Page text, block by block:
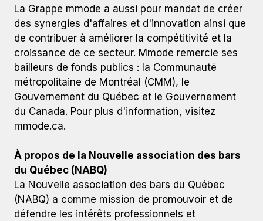
La Grappe mmode a aussi pour mandat de créer
des synergies d'affaires et d'innovation ainsi que
de contribuer à améliorer la compétitivité et la
croissance de ce secteur. Mmode remercie ses
bailleurs de fonds publics : la Communauté
métropolitaine de Montréal (CMM), le
Gouvernement du Québec et le Gouvernement
du Canada. Pour plus d'information, visitez
mmode.ca.
À propos de la Nouvelle association des bars
du Québec (NABQ)
La Nouvelle association des bars du Québec
(NABQ) a comme mission de promouvoir et de
défendre les intérêts professionnels et